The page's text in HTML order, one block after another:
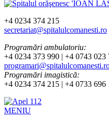
+4 0234 374 215
secretariat@spitalulcomanesti.ro
Programări ambulatoriu:
+4 0234 373 990 | +4 0743 023
Programări imagistică:
+4 0234 374 215 | +4 0733 696
MENIU